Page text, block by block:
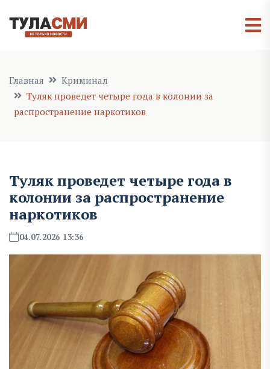
Главная
Криминал
Туляк проведет четыре года в колонии за
распространение наркотиков
Туляк проведет четыре года в
колонии за распространение
наркотиков
04.07.2026 13:36